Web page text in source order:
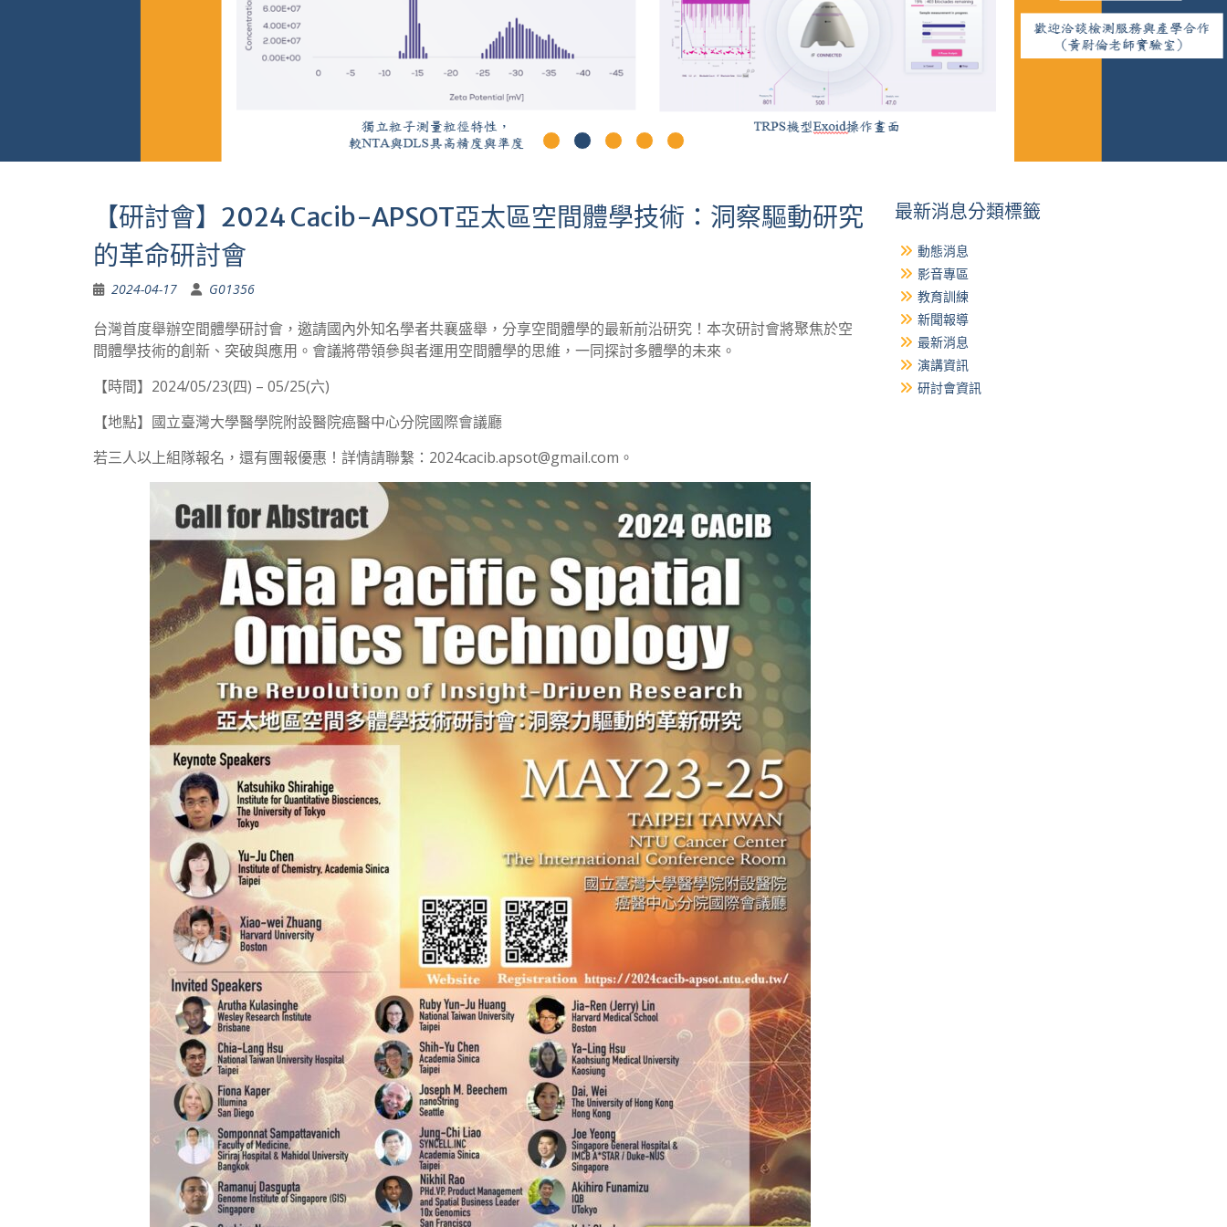
【研討會】2024 Cacib-APSOT亞太區空間體學技術：洞察驅動研究
的革命研討會
2024-04-17 G01356
台灣首度舉辦空間體學研討會，邀請國內外知名學者共襄盛舉，分享空間體學的最新前沿研究！本次研討會將聚焦於空
間體學技術的創新、突破與應用。會議將帶領參與者運用空間體學的思維，一同探討多體學的未來。
【時間】2024/05/23(四) – 05/25(六)
【地點】國立臺灣大學醫學院附設醫院癌醫中心分院國際會議廳
若三人以上組隊報名，還有團報優惠！詳情請聯繫：2024cacib.apsot@gmail.com。
最新消息分類標籤
動態消息
影音專區
教育訓練
新聞報導
最新消息
演講資訊
研討會資訊